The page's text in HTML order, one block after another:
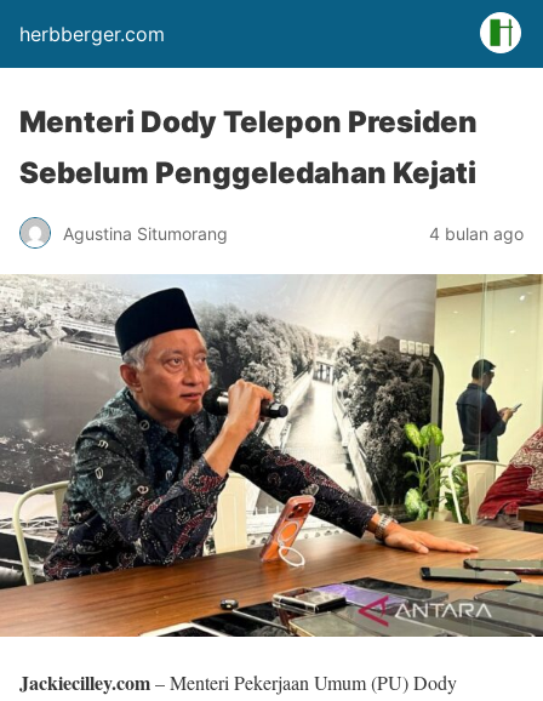
herbberger.com
Menteri Dody Telepon Presiden
Sebelum Penggeledahan Kejati
Agustina Situmorang 4 bulan ago
Jackiecilley.com– Menteri Pekerjaan Umum (PU) Dody